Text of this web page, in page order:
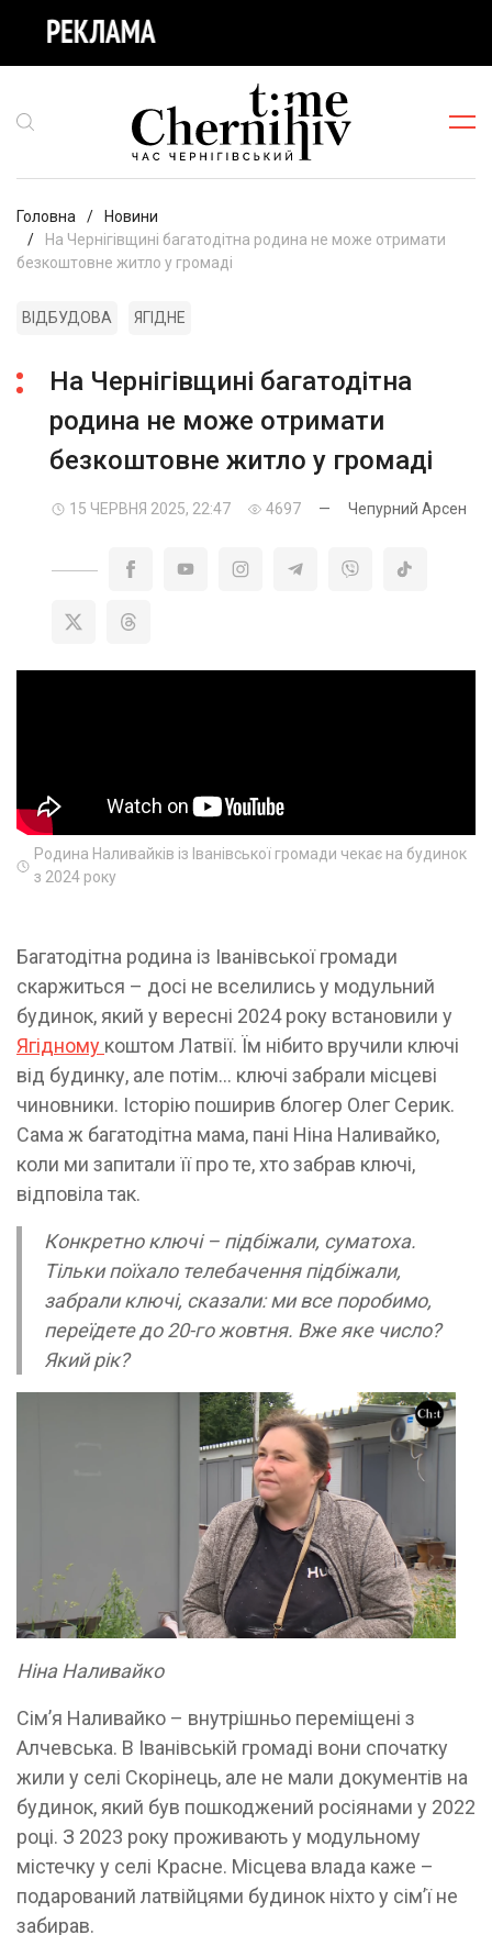
Головна
Новини
На Чернігівщині багатодітна родина не може отримати
безкоштовне житло у громаді
ВІДБУДОВА ЯГІДНЕ
На Чернігівщині багатодітна
родина не може отримати
безкоштовне житло у громаді
15 ЧЕРВНЯ 2025, 22:47 4697 — Чепурний Арсен
Родина Наливайків із Іванівської громади чекає на будинок
з 2024 року
Багатодітна родина із Іванівської громади
скаржиться – досі не вселились у модульний
будинок, який у вересні 2024 року встановили у
Ягідному коштом Латвії. Їм нібито вручили ключі
від будинку, але потім… ключі забрали місцеві
чиновники. Історію поширив блогер Олег Серик.
Сама ж багатодітна мама, пані Ніна Наливайко,
коли ми запитали її про те, хто забрав ключі,
відповіла так.
Конкретно ключі – підбіжали, суматоха.
Тільки поїхало телебачення підбіжали,
забрали ключі, сказали: ми все поробимо,
переїдете до 20-го жовтня. Вже яке число?
Який рік?
Ніна Наливайко
Сім’я Наливайко – внутрішньо переміщені з
Алчевська. В Іванівській громаді вони спочатку
жили у селі Скорінець, але не мали документів на
будинок, який був пошкоджений росіянами у 2022
році. З 2023 року проживають у модульному
містечку у селі Красне. Місцева влада каже –
подарований латвійцями будинок ніхто у сім’ї не
забирав.